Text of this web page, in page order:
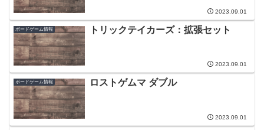
2023.09.01
ボードゲーム情報 トリックテイカーズ：拡張セット
2023.09.01
ボードゲーム情報 ロストゲムマ ダブル
2023.09.01